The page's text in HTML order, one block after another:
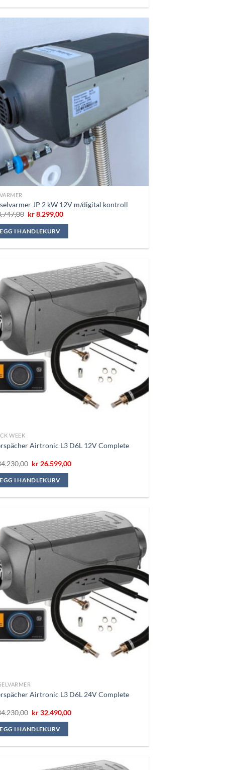
JP 2 kW 12V m/digital kontroll
Opprinnelig
var:
kr 8.747,00.
kr8.299,00Nåværende
I HANDLEKURV
WEEK
Airtronic L3 D6L 12V Complete
Opprinnelig
var:
kr 34.230,00.
kr 26.599,00Nåværende
I HANDLEKURV
Airtronic L3 D6L 24V Complete
Opprinnelig
var:
kr 34.230,00.
kr32.490,00Nåværende
I HANDLEKURV